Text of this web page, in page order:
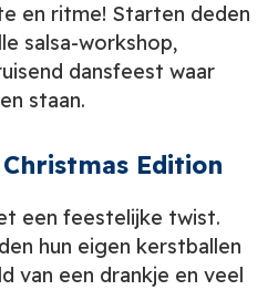
en ritme! Starten deden
salsa-workshop,
dansfeest waar
staan.
Edition
een feestelijke twist.
hun eigen kerstballen
van een drankje en veel